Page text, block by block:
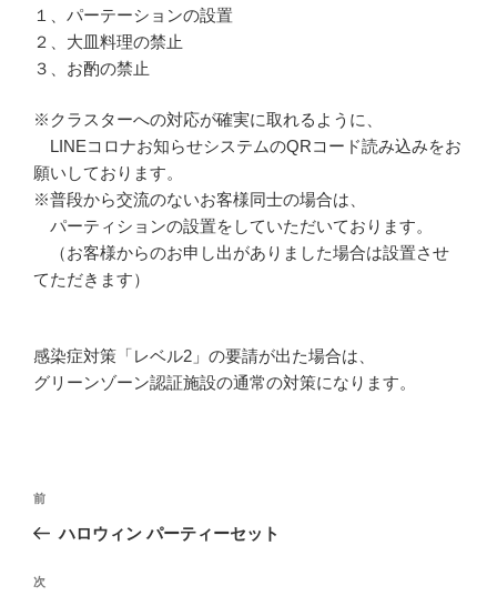
１、パーテーションの設置
２、大皿料理の禁止
３、お酌の禁止
※クラスターへの対応が確実に取れるように、
LINEコロナお知らせシステムのQRコード読み込みをお
願いしております。
※普段から交流のないお客様同士の場合は、
パーティションの設置をしていただいております。
（お客様からのお申し出がありました場合は設置させ
てただきます）
感染症対策「レベル2」の要請が出た場合は、
グリーンゾーン認証施設の通常の対策になります。
投
ビ
前
の
稿
前
ハロウィン パーティーセット
次
次